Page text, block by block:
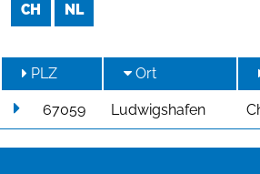
CH NL
PLZ Ort
67059 Ludwigshafen